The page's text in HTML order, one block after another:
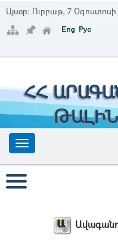
Այսօր: Ուրբաթ, 7 Օգոստոսի
ՀՀ